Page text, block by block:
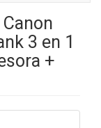
3 en 1
+